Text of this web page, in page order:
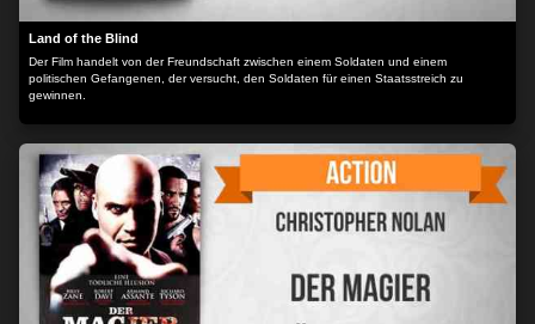
Land of the Blind
Der Film handelt von der Freundschaft zwischen einem Soldaten und einem
politischen Gefangenen, der versucht, den Soldaten für einen Staatsstreich zu
gewinnen.